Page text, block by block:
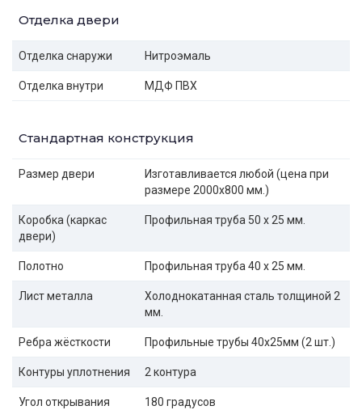
Отделка двери
Отделка снаружи Нитроэмаль
Отделка внутри МДФ ПВХ
Стандартная конструкция
Размер двери
Изготавливается любой (цена при
размере 2000x800 мм.)
Коробка (каркас
двери)
Профильная труба 50 х 25 мм.
Полотно Профильная труба 40 х 25 мм.
Лист металла
Холоднокатанная сталь толщиной 2
мм.
Ребра жёсткости Профильные трубы 40х25мм (2 шт.)
Контуры уплотнения 2 контура
Угол открывания
180 градусов